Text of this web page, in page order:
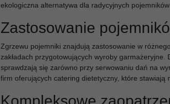
ekologiczna alternatywa dla radycyjnych
Zastosowanie
Zgrzewu pojemniki znajdują zastosowanie w
zakładach przygotowujących wyroby
sprawdzają się zarówno przy serwowaniu dań na
firm oferujących catering dietetyczny, które stawiają
Kompleksowe